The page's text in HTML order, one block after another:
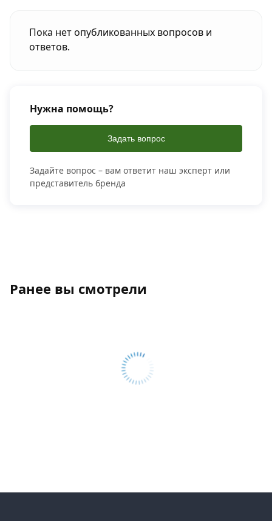
Пока нет опубликованных вопросов и
ответов.
Нужна помощь?
Задать вопрос
Задайте вопрос – вам ответит наш эксперт или
представитель бренда
Ранее вы смотрели